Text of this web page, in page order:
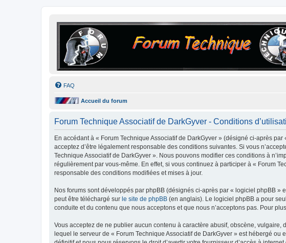
FAQ
Accueil du forum
Forum Technique Associatif de DarkGyver - Conditions
En accédant à « Forum Technique Associatif de DarkGyver » (désigné ci-après
acceptez d’être légalement responsable des conditions suivantes. Si vous
Technique Associatif de DarkGyver ». Nous pouvons modifier ces conditions à
régulièrement par vous-même. En effet, si vous continuez à participer à « Forum
responsable des conditions modifiées et mises à jour.
Nos forums sont développés par phpBB (désignés ci-après par « logiciel phpBB
peut être téléchargé sur le site de phpBB (en anglais). Le logiciel phpBB a pour
conduite et du contenu que nous acceptons et que nous n’acceptons pas. Pour
Vous acceptez de ne publier aucun contenu à caractère abusif, obscène,
lequel le serveur de « Forum Technique Associatif de DarkGyver » est hébergé